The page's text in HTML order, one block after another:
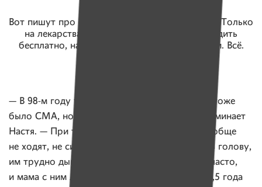
Вот пишут про какие-то льготы, а у нас их нет. Только
на лекарства скидка и в автобусе можно ездить
бесплатно, на котором мы никогда не ездили. Всё.
— В 98-м году у меня родился братик, у него тоже
было СМА, но самой тяжелой формы, — вспоминает
Настя. — При такой сложной стадии детки вообще
не ходят, не сидят толком и не могут держать голову,
им трудно дышать и глотать еду… Он болел часто,
и мама с ним лежала много в больнице. А в 2,5 года